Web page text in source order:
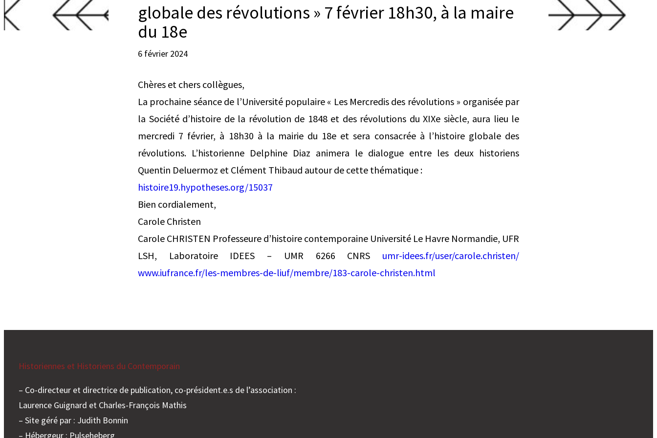
globale des révolutions » 7 février 18h30, à la maire
du 18e
6 février 2024
Chères et chers collègues,
La prochaine séance de l’Université populaire « Les Mercredis des révolutions » organisée par
la Société d’histoire de la révolution de 1848 et des révolutions du XIXe siècle, aura lieu le
mercredi 7 février, à 18h30 à la mairie du 18e et sera consacrée à l’histoire globale des
révolutions. L’historienne Delphine Diaz animera le dialogue entre les deux historiens
Quentin Deluermoz et Clément Thibaud autour de cette thématique :
histoire19.hypotheses.org/15037
Bien cordialement,
Carole Christen
Carole CHRISTEN Professeure d’histoire contemporaine Université Le Havre Normandie, UFR
LSH, Laboratoire IDEES – UMR 6266 CNRS umr-idees.fr/user/carole.christen/
www.iufrance.fr/les-membres-de-liuf/membre/183-carole-christen.html
Historiennes et Historiens du Contemporain
– Co-directeur et directrice de publication, co-président.e.s de l’association :
Laurence Guignard et Charles-François Mathis
– Site géré par : Judith Bonnin
– Hébergeur : Pulseheberg